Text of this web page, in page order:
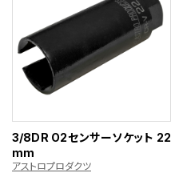
3/8DR O2センサーソケット 22
mm
アストロプロダクツ